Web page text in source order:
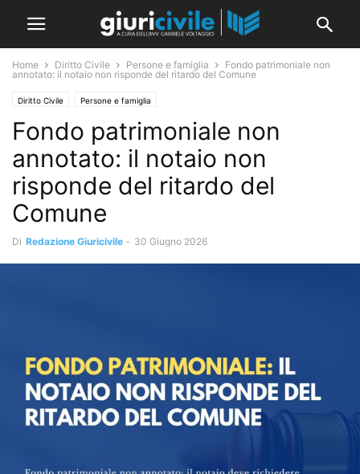
Home Diritto Civile Persone e famiglia
Fondo patrimoniale non
annotato: il notaio non risponde del ritardo del Comune
Diritto Civile Persone e famiglia
Fondo patrimoniale non
annotato: il notaio non
risponde del ritardo del
Comune
Di Redazione Giuricivile - 30 Giugno 2026